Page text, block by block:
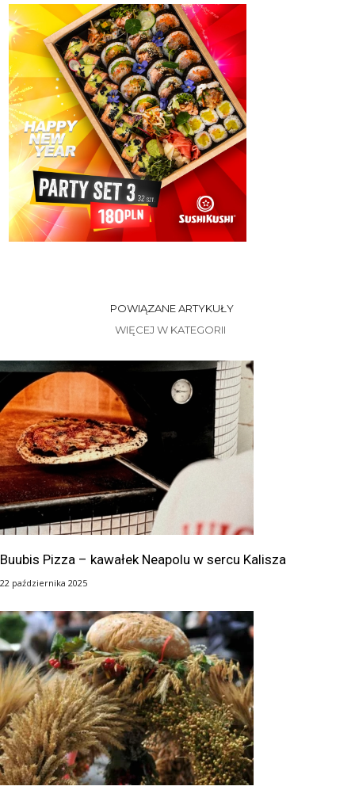
POWIĄZANE ARTYKUŁY
WIĘCEJ W KATEGORII
Buubis Pizza – kawałek Neapolu w sercu Kalisza
22 października 2025